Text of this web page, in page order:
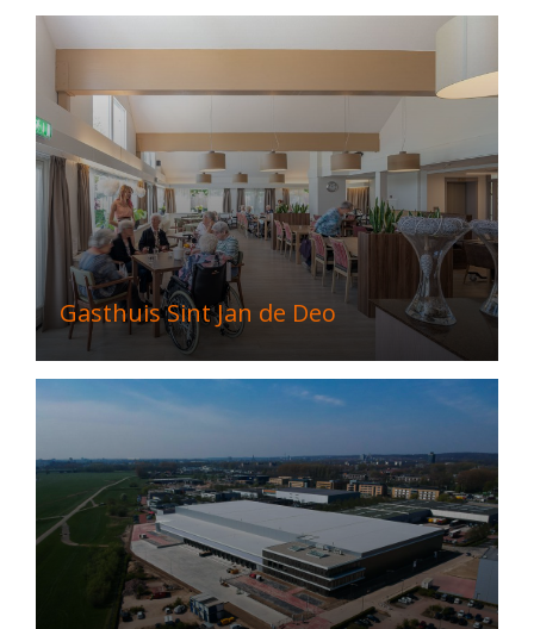
Gasthuis Sint Jan de Deo